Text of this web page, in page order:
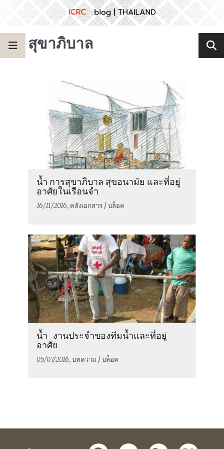
สุขาภิบาล
น้ำ การสุขาภิบาล สุขอนามัย และที่อยู่
อาศัยในเรือนจำ
16/11/2016, คลังเอกสาร / บล็อค
น้ำ-งานประจำของทีมน้ำและที่อยู่
อาศัย
05/07/2016, บทความ / บล็อค